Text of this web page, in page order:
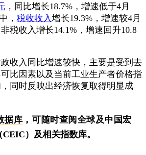
，同比增长18.7%，增速低于4月
， 税收收入 增长19.3%，增速较4月
税收入增长14.1%，增速回升10.8
入同比增速较快，主要是受到去
比因素以及当前工业生产者价格指
同时反映出经济恢复取得明显成
据库 ，可随时查阅全球及中国宏
）及相关指数库。